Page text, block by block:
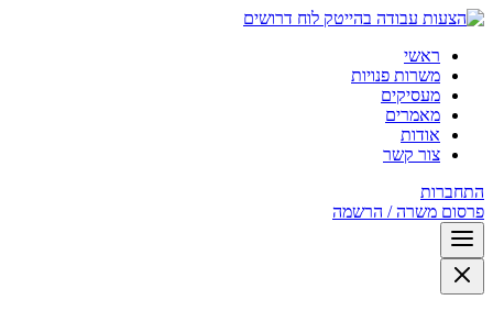
לוח דרושים
ראשי
משרות פנויות
מעסיקים
מאמרים
אודות
צור קשר
התחברות
פרסום משרה / הרשמה